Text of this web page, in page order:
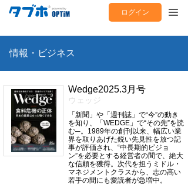
ログイン
情報・ビジネス
Wedge2025.3月号
ウェッジ
「新聞」や「週刊誌」で“今”の動き
を知り、「WEDGE」で“その先”を読
む─。1989年の創刊以来、幅広い業
界を取りあげた鋭い先見性を放つ記
事が評価され、“中長期的ビジョ
ン”を必要とする経営者の間で、絶大
な信頼を獲得。次代を担うミドル・
マネジメントクラスから、志の高い
若手の間にも愛読者が急増中。